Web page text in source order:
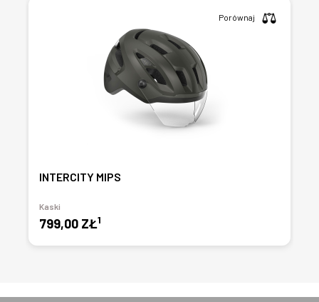
INTERCITY MIPS
Kaski
799,00 ZŁ1
Porównaj